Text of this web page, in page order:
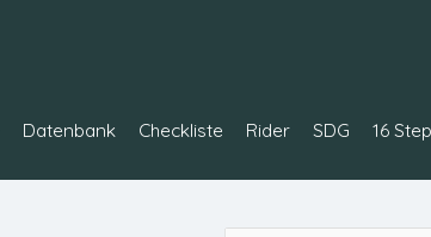
Datenbank Checkliste Rider SDG 16